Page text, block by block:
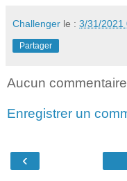
Challenger le : 3/31/2021
Partager
Aucun
Enregistrer un
‹